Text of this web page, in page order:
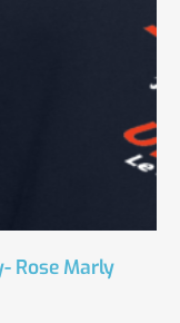
Rose Marly